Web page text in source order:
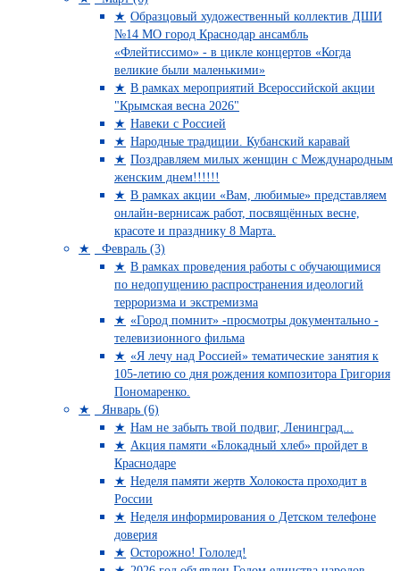
Образцовый художественный коллектив ДШИ
№14 МО город Краснодар ансамбль
«Флейтиссимо» - в цикле концертов «Когда
великие были маленькими»
В рамках мероприятий Всероссийской акции
"Крымская весна 2026"
Навеки с Россией
Народные традиции. Кубанский каравай
Поздравляем милых женщин с Международным
женским днем!!!!!!
В рамках акции «Вам, любимые» представляем
онлайн-вернисаж работ, посвящённых весне,
красоте и празднику 8 Марта.
Февраль (3)
В рамках проведения работы с обучающимися
по недопущению распространения идеологий
терроризма и экстремизма
«Город помнит» -просмотры документально -
телевизионного фильма
«Я лечу над Россией» тематические занятия к
105-летию со дня рождения композитора Григория
Пономаренко.
Январь (6)
Нам не забыть твой подвиг, Ленинград...
Акция памяти «Блокадный хлеб» пройдет в
Краснодаре
Неделя памяти жертв Холокоста проходит в
России
Неделя информирования о Детском телефоне
доверия
Осторожно! Гололед!